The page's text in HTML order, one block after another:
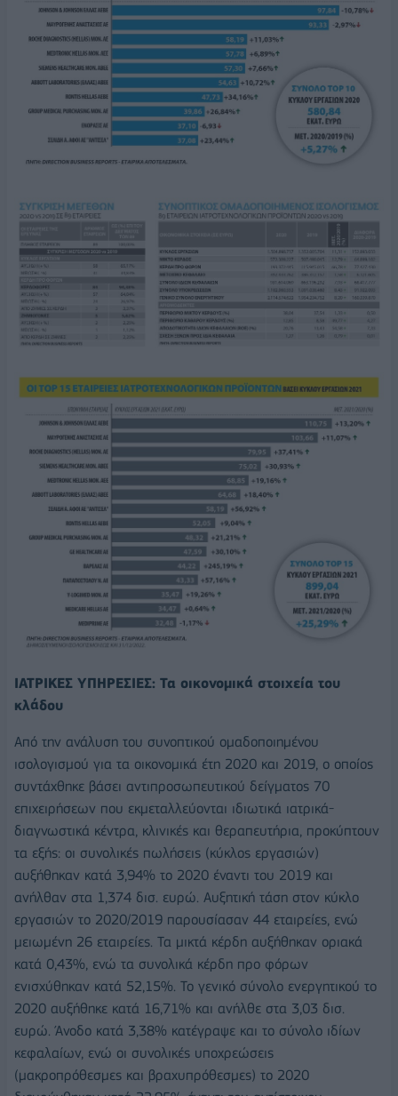
ΙΑΤΡΙΚΕΣ ΥΠΗΡΕΣΙΕΣ: Τα οικονομικά στοιχεία του
κλάδου
Από την ανάλυση του συνοπτικού ομαδοποιημένου
ισολογισμού για τα οικονομικά έτη 2020 και 2019, ο οποίος
συντάχθηκε βάσει αντιπροσωπευτικού δείγματος 70
επιχειρήσεων που εκμεταλλεύονται ιδιωτικά ιατρικά-
διαγνωστικά κέντρα, κλινικές και θεραπευτήρια, προκύπτουν
τα εξής: οι συνολικές πωλήσεις (κύκλος εργασιών)
αυξήθηκαν κατά 3,94% το 2020 έναντι του 2019 και
ανήλθαν στα 1,374 δισ. ευρώ. Αυξητική τάση στον κύκλο
εργασιών το 2020/2019 παρουσίασαν 44 εταιρείες, ενώ
μειωμένη 26 εταιρείες. Τα μικτά κέρδη αυξήθηκαν οριακά
κατά 0,43%, ενώ τα συνολικά κέρδη προ φόρων
ενισχύθηκαν κατά 52,15%. Το γενικό σύνολο ενεργητικού το
2020 αυξήθηκε κατά 16,71% και ανήλθε στα 3,03 δισ.
ευρώ. Άνοδο κατά 3,38% κατέγραψε και το σύνολο ιδίων
κεφαλαίων, ενώ οι συνολικές υποχρεώσεις
(μακροπρόθεσμες και βραχυπρόθεσμες) το 2020